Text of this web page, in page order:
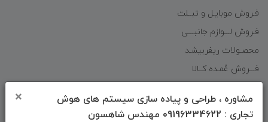
مشاوره ، طراحی و پیاده سازی سیستم های هوش
تجاری : 09196334622 مهندس شاهسون
×
فـروش موبایـل و تبــلت
فـروش لـــوازم جانبـــی
محصـولات ریفربیشـد
فـــروش عُمـده کــالا
پیشنهـاد شگفت انگیز